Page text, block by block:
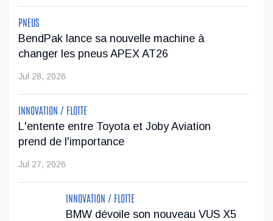
disponible sur 19 véhicules de la marque.
...
Jeep veut augmenter sa gamme de modèles en
Europe
Après avoir été contrainte de réduire sa gamme de véhicules
sur le marché européen en raison de restrictions
PNEUS
BendPak lance sa nouvelle machine à
changer les pneus APEX AT26
Jul 28, 2026
INNOVATION / FLOTTE
L'entente entre Toyota et Joby Aviation
prend de l'importance
Jul 27, 2026
INNOVATION / FLOTTE
BMW dévoile son nouveau VUS X5